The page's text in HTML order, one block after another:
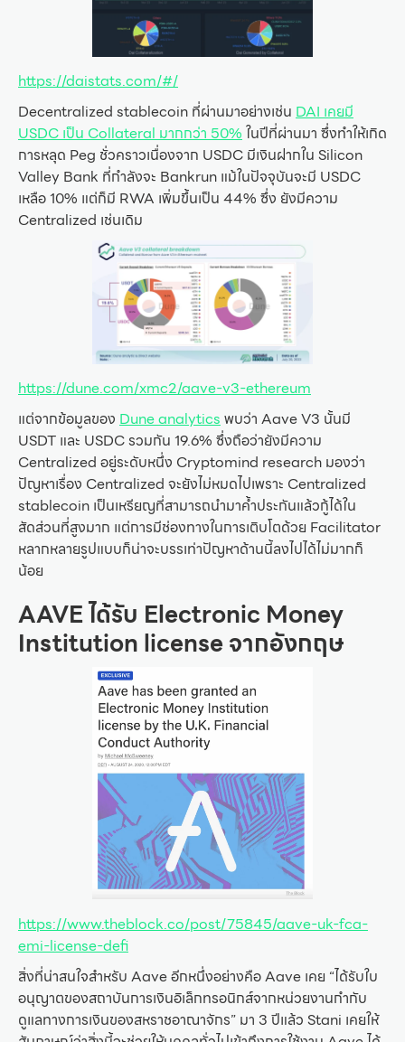
https://daistats.com/#/
Decentralized stablecoin ที่ผ่านมาอย่างเช่น DAI เคยมี
USDC เป็น Collateral มากกว่า 50% ในปีที่ผ่านมา ซึ่งทำให้เกิด
การหลุด Peg ชั่วคราวเนื่องจาก USDC มีเงินฝากใน Silicon
Valley Bank ที่กำลังจะ Bankrun แม้ในปัจจุบันจะมี USDC
เหลือ 10% แต่ก็มี RWA เพิ่มขึ้นเป็น 44% ซึ่ง ยังมีความ
Centralized เช่นเดิม
https://dune.com/xmc2/aave-v3-ethereum
แต่จากข้อมูลของ Dune analytics พบว่า Aave V3 นั้นมี
USDT และ USDC รวมกัน 19.6% ซึ่งถือว่ายังมีความ
Centralized อยู่ระดับหนึ่ง Cryptomind research มองว่า
ปัญหาเรื่อง Centralized จะยังไม่หมดไปเพราะ Centralized
stablecoin เป็นเหรียญที่สามารถนำมาค้ำประกันแล้วกู้ได้ใน
สัดส่วนที่สูงมาก แต่การมีช่องทางในการเติบโตด้วย Facilitator
หลากหลายรูปแบบก็น่าจะบรรเท่าปัญหาด้านนี้ลงไปได้ไม่มากก็
น้อย
AAVE ได้รับ Electronic Money
Institution license จากอังกฤษ
https://www.theblock.co/post/75845/aave-uk-fca-
emi-license-defi
สิ่งที่น่าสนใจสำหรับ Aave อีกหนึ่งอย่างคือ Aave เคย “ได้รับใบ
อนุญาตของสถาบันการเงินอิเล็กทรอนิกส์จากหน่วยงานกำกับ
ดูแลทางการเงินของสหราชอาณาจักร” มา 3 ปีแล้ว Stani เคยให้